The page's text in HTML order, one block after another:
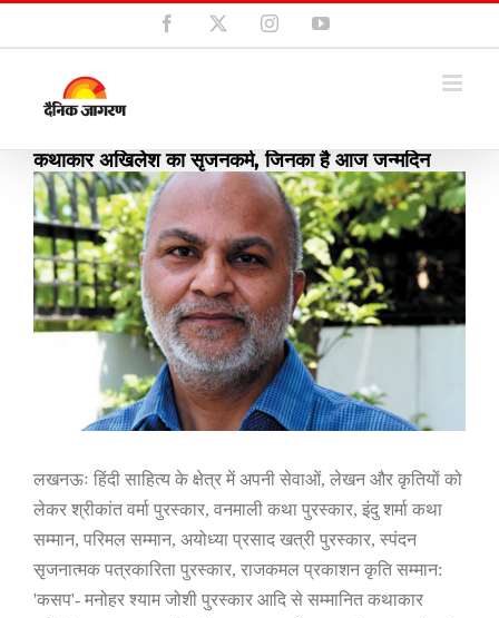
Skip
to
Facebook InstagramYouTube
कथाकार अखिलेश का सृजनकर्म, जिनका है आज जन्मदिन
View
Larger
Image
लखनऊः हिंदी साहित्य के क्षेत्र में अपनी सेवाओं, लेखन और कृतियों को
लेकर श्रीकांत वर्मा पुरस्कार, वनमाली कथा पुरस्कार, इंदु शर्मा कथा
सम्मान, परिमल सम्मान, अयोध्या प्रसाद खत्री पुरस्कार, स्पंदन
सृजनात्मक पत्रकारिता पुरस्कार, राजकमल प्रकाशन कृति सम्मान:
'कसप'- मनोहर श्याम जोशी पुरस्कार आदि से सम्मानित कथाकार